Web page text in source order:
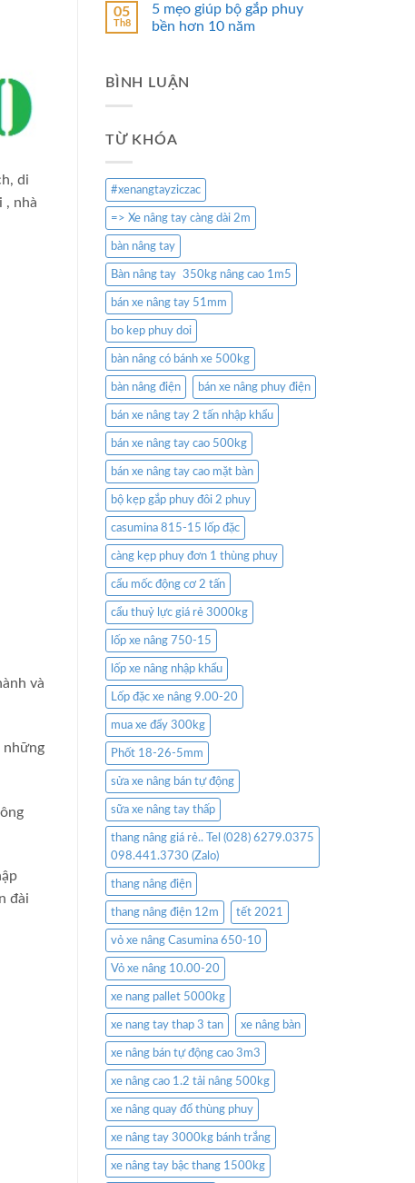
di
, nhà
và
những
đài
05
Th8
5 mẹo giúp bộ gắp phuy
bền hơn 10 năm
BÌNH LUẬN
TỪ KHÓA
#xenangtayziczac
=> Xe nâng tay càng dài 2m
bàn nâng tay
Bàn nâng tay 350kg nâng cao 1m5
bán xe nâng tay 51mm
bo kep phuy doi
bàn nâng có bánh xe 500kg
bàn nâng điện bán xe nâng phuy điện
bán xe nâng tay 2 tấn nhập khẩu
bán xe nâng tay cao 500kg
bán xe nâng tay cao mặt bàn
bộ kẹp gắp phuy đôi 2 phuy
casumina 815-15 lốp đặc
càng kẹp phuy đơn 1 thùng phuy
cẩu mốc động cơ 2 tấn
cẩu thuỷ lực giá rẻ 3000kg
lốp xe nâng 750-15
lốp xe nâng nhập khẩu
Lốp đặc xe nâng 9.00-20
mua xe đẩy 300kg
Phốt 18-26-5mm
sửa xe nâng bán tự động
sữa xe nâng tay thấp
thang nâng giá rẻ.. Tel (028) 6279.0375
098.441.3730 (Zalo)
thang nâng điện
thang nâng điện 12m tết 2021
vỏ xe nâng Casumina 650-10
Vỏ xe nâng 10.00-20
xe nang pallet 5000kg
xe nang tay thap 3 tan xe nâng bàn
xe nâng bán tự động cao 3m3
xe nâng cao 1.2 tải nâng 500kg
xe nâng quay đổ thùng phuy
xe nâng tay 3000kg bánh trắng
xe nâng tay bậc thang 1500kg